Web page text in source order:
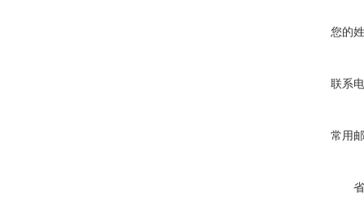
您的
联系
常用